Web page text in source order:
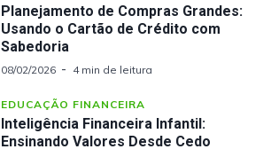
Planejamento de Compras Grandes:
Usando o Cartão de Crédito com
Sabedoria
08/02/2026 4 min de leitura
EDUCAÇÃO FINANCEIRA
Inteligência Financeira Infantil:
Ensinando Valores Desde Cedo